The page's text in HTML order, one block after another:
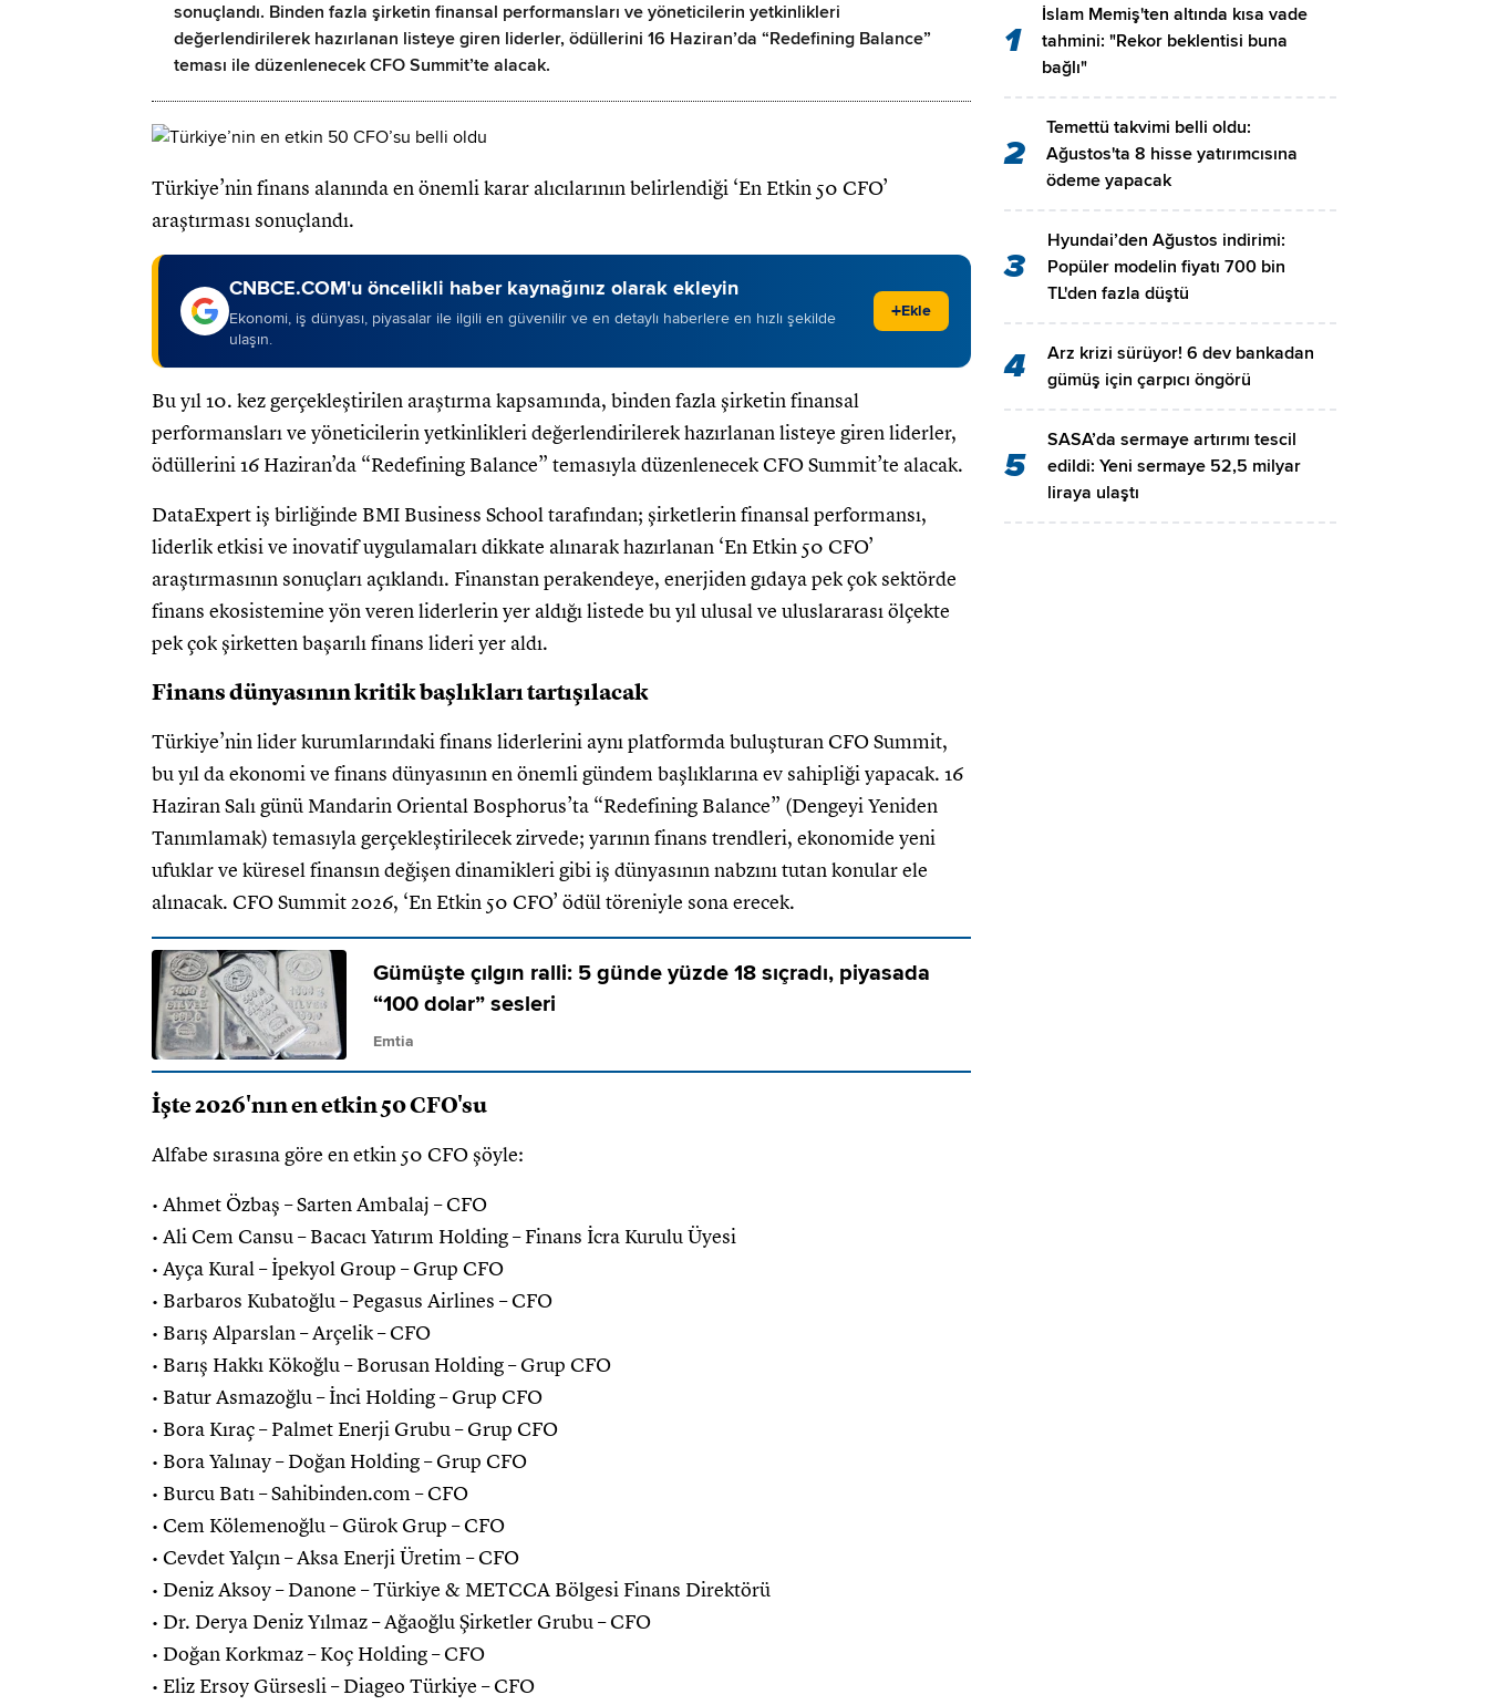
sonuçlandı. Binden fazla şirketin finansal performansları ve yöneticilerin yetkinlikleri
değerlendirilerek hazırlanan listeye giren liderler, ödüllerini 16 Haziran’da “Redefining Balance”
teması ile düzenlenecek CFO Summit’te alacak.
Türkiye’nin finans alanında en önemli karar alıcılarının belirlendiği ‘En Etkin 50 CFO’
araştırması sonuçlandı.
CNBCE.COM'u öncelikli haber kaynağınız olarak ekleyin
Ekonomi, iş dünyası, piyasalar ile ilgili en güvenilir ve en detaylı haberlere en hızlı şekilde
ulaşın.
+Ekle
Bu yıl 10. kez gerçekleştirilen araştırma kapsamında, binden fazla şirketin finansal
performansları ve yöneticilerin yetkinlikleri değerlendirilerek hazırlanan listeye giren liderler,
ödüllerini 16 Haziran’da “Redefining Balance” temasıyla düzenlenecek CFO Summit’te alacak.
DataExpert iş birliğinde BMI Business School tarafından; şirketlerin finansal performansı,
liderlik etkisi ve inovatif uygulamaları dikkate alınarak hazırlanan ‘En Etkin 50 CFO’
araştırmasının sonuçları açıklandı. Finanstan perakendeye, enerjiden gıdaya pek çok sektörde
finans ekosistemine yön veren liderlerin yer aldığı listede bu yıl ulusal ve uluslararası ölçekte
pek çok şirketten başarılı finans lideri yer aldı.
Finans dünyasının kritik başlıkları tartışılacak
Türkiye’nin lider kurumlarındaki finans liderlerini aynı platformda buluşturan CFO Summit,
bu yıl da ekonomi ve finans dünyasının en önemli gündem başlıklarına ev sahipliği yapacak. 16
Haziran Salı günü Mandarin Oriental Bosphorus’ta “Redefining Balance” (Dengeyi Yeniden
Tanımlamak) temasıyla gerçekleştirilecek zirvede; yarının finans trendleri, ekonomide yeni
ufuklar ve küresel finansın değişen dinamikleri gibi iş dünyasının nabzını tutan konular ele
alınacak. CFO Summit 2026, ‘En Etkin 50 CFO’ ödül töreniyle sona erecek.
Gümüşte çılgın ralli: 5 günde yüzde 18 sıçradı, piyasada
“100 dolar” sesleri
Emtia
İşte 2026'nın en etkin 50 CFO'su
Alfabe sırasına göre en etkin 50 CFO şöyle:
• Ahmet Özbaş – Sarten Ambalaj – CFO
• Ali Cem Cansu – Bacacı Yatırım Holding – Finans İcra Kurulu Üyesi
• Ayça Kural – İpekyol Group – Grup CFO
• Barbaros Kubatoğlu – Pegasus Airlines – CFO
• Barış Alparslan – Arçelik – CFO
• Barış Hakkı Kökoğlu – Borusan Holding – Grup CFO
• Batur Asmazoğlu – İnci Holding – Grup CFO
• Bora Kıraç – Palmet Enerji Grubu – Grup CFO
• Bora Yalınay – Doğan Holding – Grup CFO
• Burcu Batı – Sahibinden.com – CFO
• Cem Kölemenoğlu – Gürok Grup – CFO
• Cevdet Yalçın – Aksa Enerji Üretim – CFO
• Deniz Aksoy – Danone – Türkiye & METCCA Bölgesi Finans Direktörü
• Dr. Derya Deniz Yılmaz – Ağaoğlu Şirketler Grubu – CFO
• Doğan Korkmaz – Koç Holding – CFO
• Eliz Ersoy Gürsesli – Diageo Türkiye – CFO
1
İslam Memiş'ten altında kısa vade
tahmini: "Rekor beklentisi buna
bağlı"
2
Temettü takvimi belli oldu:
Ağustos'ta 8 hisse yatırımcısına
ödeme yapacak
3
Hyundai’den Ağustos indirimi:
Popüler modelin fiyatı 700 bin
TL'den fazla düştü
4
Arz krizi sürüyor! 6 dev bankadan
gümüş için çarpıcı öngörü
5
SASA’da sermaye artırımı tescil
edildi: Yeni sermaye 52,5 milyar
liraya ulaştı